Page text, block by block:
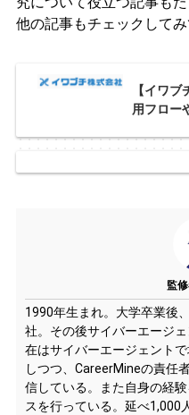
他の記事もチェックしてみ
【イワ
用フロー
監
1990年生まれ。大学卒業後
社。その後サイバーエージ
在はサイバーエージェント
しつつ、CareerMineの責任
信している。また自身の経
スを行っている。延べ1,000